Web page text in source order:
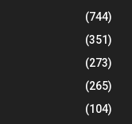
(744)
(351)
(273)
(265)
(104)